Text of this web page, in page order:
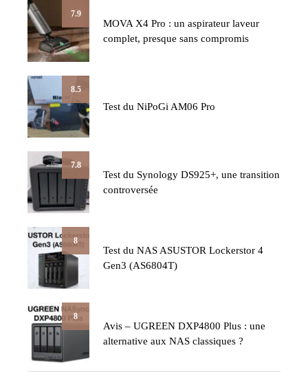
7.9
MOVA X4 Pro : un aspirateur laveur
complet, presque sans compromis
8.5
Test du NiPoGi AM06 Pro
7.8
Test du Synology DS925+, une transition
controversée
8
Test du NAS ASUSTOR Lockerstor 4
Gen3 (AS6804T)
8
Avis – UGREEN DXP4800 Plus : une
alternative aux NAS classiques ?